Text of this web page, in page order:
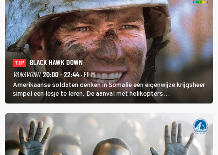
TIP
BLACK HAWK DOWN
VANAVOND 20:00 - 22:44· FILM
Amerikaanse soldaten denken in Somalië een eigenwijze krijgsheer
simpel een lesje te leren. De aanval met helikopters
verloopt in Black Hawk down dramatisch.